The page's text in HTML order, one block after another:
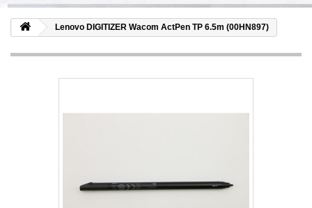
Lenovo DIGITIZER Wacom ActPen TP 6.5m (00HN897)